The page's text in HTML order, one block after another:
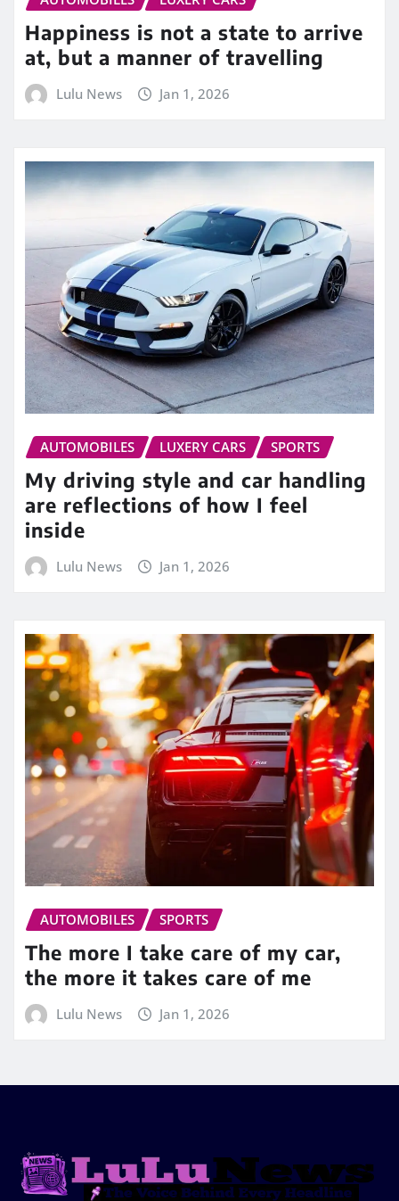
Happiness is not a state to arrive
at, but a manner of travelling
Lulu News Jan 1, 2026
AUTOMOBILES LUXERY CARS SPORTS
My driving style and car handling
are reflections of how I feel
inside
Lulu News Jan 1, 2026
AUTOMOBILES SPORTS
The more I take care of my car,
the more it takes care of me
Lulu News Jan 1, 2026